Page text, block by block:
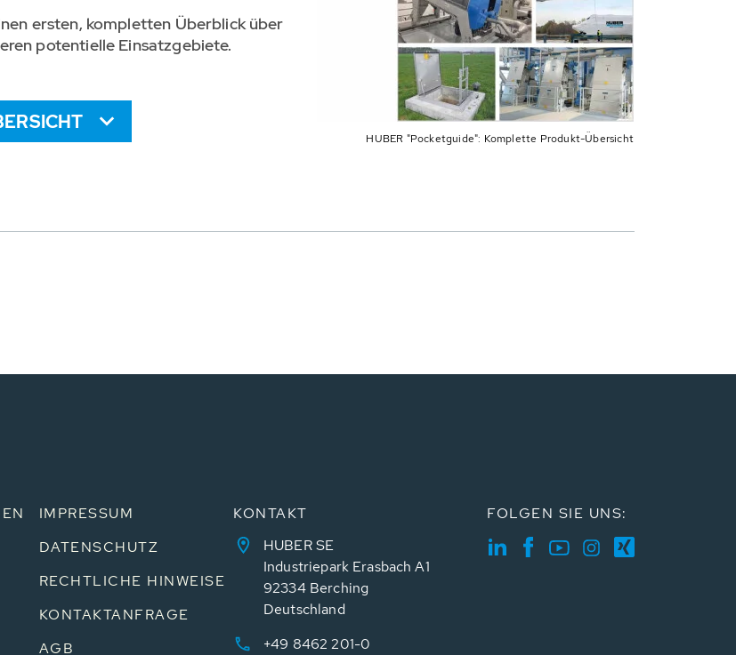
ersten, kompletten Überblick über
potentielle Einsatzgebiete.
HUBER "Pocketguide": Komplette Produkt-Übersicht
IMPRESSUM
DATENSCHUTZ
RECHTLICHE HINWEISE
KONTAKTANFRAGE
AGB
KONTAKT
HUBER SE
Industriepark Erasbach A1
92334 Berching
Deutschland
+49 8462 201-0
FOLGEN SIE UNS: